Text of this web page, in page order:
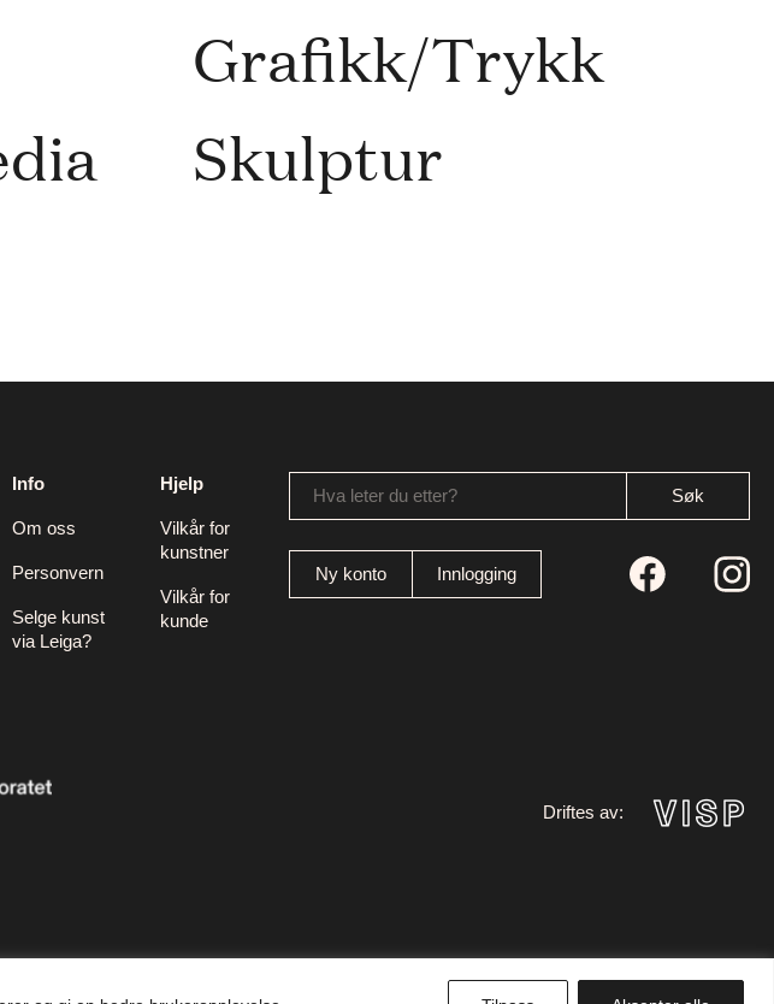
Grafikk/Trykk
Skulptur
Info
Om oss
Personvern
Selge kunst
via Leiga?
Hjelp
Vilkår for
kunstner
Vilkår for
kunde
Hva leter du etter?
Ny konto Innlogging
Driftes av: